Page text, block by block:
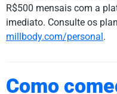
R$500 mensais com a
imediato. Consulte os
millbody.com/personal.
Como